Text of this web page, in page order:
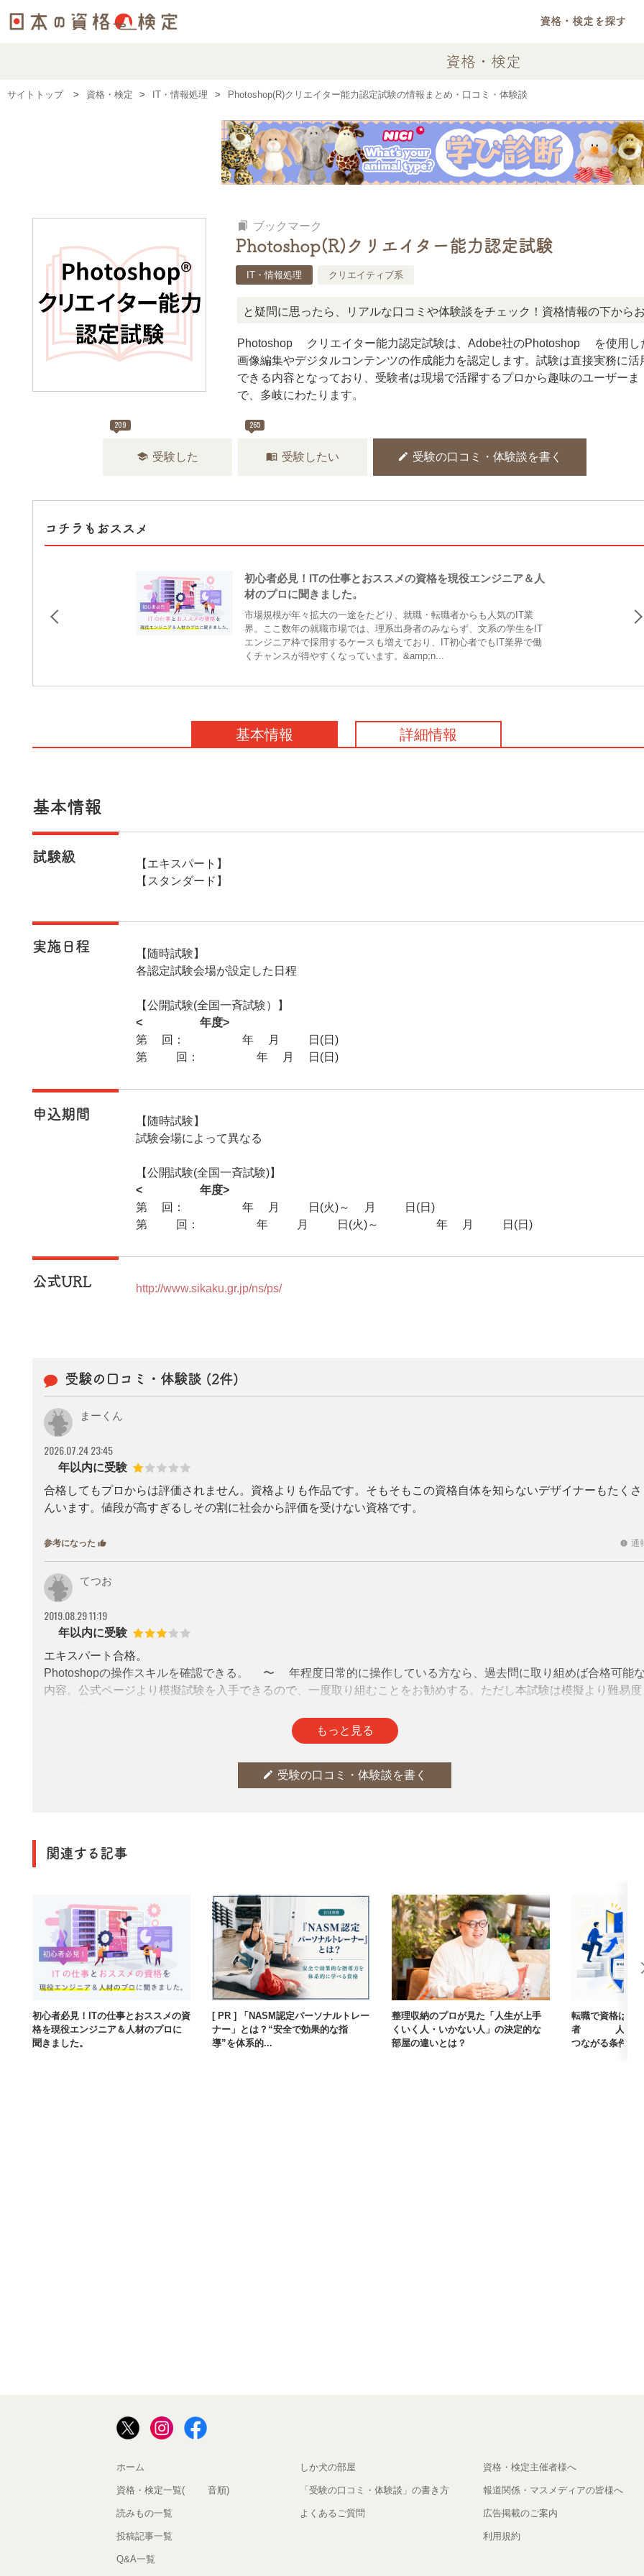
資格・検定を探す
資格・検定
サイトトップ 資格・検定 IT・情報処理 Photoshop(R)クリエイター能力認定試験の情報まとめ・口コミ・体験談
bookmarks ブックマーク
Photoshop(R)クリエイター能力認定試験
IT・情報処理 クリエイティブ系
の検定、難しい？」「どんな試験？」と疑問に思ったら、リアルな口コミや体験談をチェック！資格情報の下からお読みい
Photoshop®クリエイター能力認定試験は、Adobe社のPhotoshop®を使用し
画像編集やデジタルコンテンツの作成能力を認定します。試験は直接実務に活
できる内容となっており、受験者は現場で活躍するプロから趣味のユーザーま
で、多岐にわたります。
209
school 受験した
265
menu_book 受験したい edit 受験の口コミ・体験談を書く
コチラもおススメ
初心者必見！ITの仕事とおススメの資格を現役エンジニア＆人
材のプロに聞きました。
市場規模が年々拡大の一途をたどり、就職・転職者からも人気のIT業
界。ここ数年の就職市場では、理系出身者のみならず、文系の学生をIT
エンジニア枠で採用するケースも増えており、IT初心者でもIT業界で働
くチャンスが得やすくなっています。&amp;n...
基本情報 詳細情報
基本情報
試験級
【エキスパート】
【スタンダード】
実施日程
【随時試験】
各認定試験会場が設定した日程
【公開試験(全国一斉試験）】
<2026年度>
第9回：2026年7月12日(日)
第10回：2027年2月7日(日)
申込期間
【随時試験】
試験会場によって異なる
【公開試験(全国一斉試験)】
<2026年度>
第9回：2026年4月28日(火)～6月28日(日)
第10回：2026年11月24日(火)～2027年1月24日(日)
公式URL http://www.sikaku.gr.jp/ns/ps/
受験の口コミ・体験談 (2件)
まーくん000
2026.07.24 23:45
1年以内に受験
合格してもプロからは評価されません。資格よりも作品です。そもそもこの資格自体を知らないデザイナーもたくさ
んいます。値段が高すぎるしその割に社会から評価を受けない資格です。
参考になった thumb_up report 通
てつお
2019.08.29 11:19
1年以内に受験
エキスパート合格。
Photoshopの操作スキルを確認できる。2〜3年程度日常的に操作している方なら、過去問に取り組めば合格可能
内容。公式ページより模擬試験を入手できるので、一度取り組むことをお勧めする。ただし本試験は模擬より難易度
もっと見る
edit 受験の口コミ・体験談を書く
関連する記事
初心者必見！ITの仕事とおススメの資
格を現役エンジニア＆人材のプロに
聞きました。
[ PR ] 「NASM認定パーソナルトレー
ナー」とは？“安全で効果的な指
導”を体系的...
整理収納のプロが見た「人生が上手
くいく人・いかない人」の決定的な
部屋の違いとは？
転職で資格は武
者405人に聞
つながる条件【
ホーム
資格・検定一覧(50音順)
読みもの一覧
投稿記事一覧
Q&A一覧
しか犬の部屋
「受験の口コミ・体験談」の書き方
よくあるご質問
資格・検定主催者様へ
報道関係・マスメディアの皆様へ
広告掲載のご案内
利用規約